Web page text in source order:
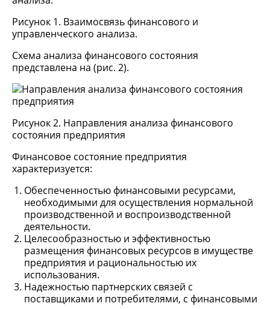
Рисунок 1. Взаимосвязь финансового и
управленческого анализа.
Схема анализа финансового состояния
представлена на (рис. 2).
Рисунок 2. Направления анализа финансового
состояния предприятия
Финансовое состояние предприятия
характеризуется:
Обеспеченностью финансовыми ресурсами,
необходимыми для осуществления нормальной
производственной и воспроизводственной
деятельности.
Целесообразностью и эффективностью
размещения финансовых ресурсов в имуществе
предприятия и рациональностью их
использования.
Надежностью партнерских связей с
поставщиками и потребителями, с финансовыми